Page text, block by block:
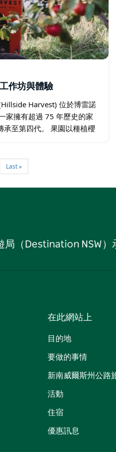
作坊與體驗
Harvest) 位於博雷諾
家擁有超過 75 年歷史的家
承至第四代。 果園以種植櫻
Last »
局（Destination NSW
在此網站上
目的地
要做的事情
新南威爾斯州公路
活動
住宿
優惠訊息